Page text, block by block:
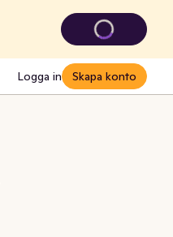
Logga in Skapa konto